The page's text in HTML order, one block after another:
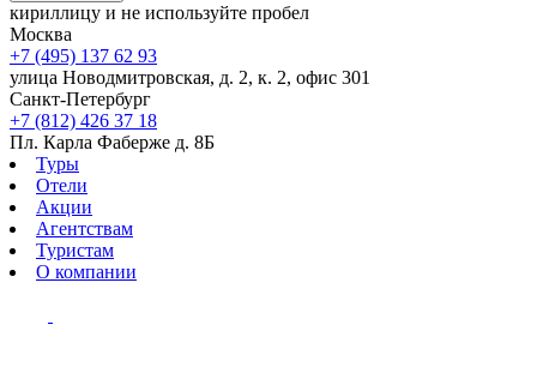
кириллицу и не используйте пробел
Москва
+7 (495) 137 62 93
улица Новодмитровская, д. 2, к. 2, офис 301
Санкт-Петербург
+7 (812) 426 37 18
Пл. Карла Фаберже д. 8Б
Туры
Отели
Акции
Агентствам
Туристам
О компании